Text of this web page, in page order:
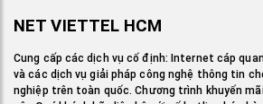
NET VIETTEL HCM
Cung cấp các dịch vụ cố định: Internet cáp
và các dịch vụ giải pháp công nghệ thông tin
nghiệp trên toàn quốc. Chương trình khuyến